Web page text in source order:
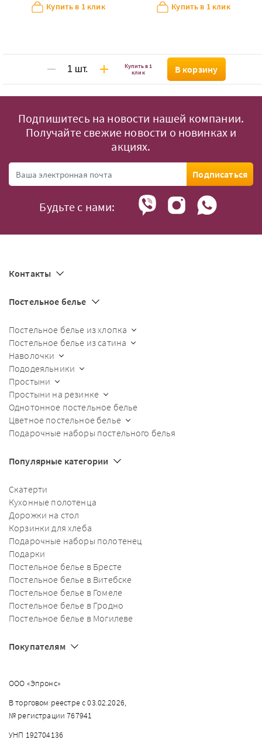
Купить в 1 клик Купить в 1 клик
Купить в 1
клик
В корзину
Подпишитесь на новости нашей компании.
Получайте свежие новости о новинках и
акциях.
Подписаться
Будьте с нами:
Контакты
Постельное белье
Постельное белье из хлопка
Постельное белье из сатина
Наволочки
Пододеяльники
Простыни
Простыни на резинке
Однотонное постельное белье
Цветное постельное белье
Подарочные наборы постельного белья
Популярные категории
Скатерти
Кухонные полотенца
Дорожки на стол
Корзинки для хлеба
Подарочные наборы полотенец
Подарки
Постельное белье в Бресте
Постельное белье в Витебске
Постельное белье в Гомеле
Постельное белье в Гродно
Постельное белье в Могилеве
Покупателям
ООО «Эпронс»
В торговом реестре с 03.02.2026,
№ регистрации 767941
УНП 192704136